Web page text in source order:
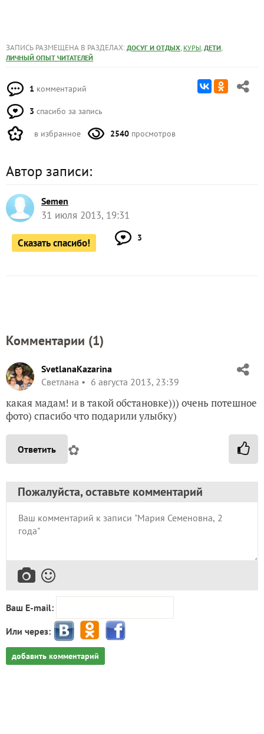
ЗАПИСЬ РАЗМЕЩЕНА В РАЗДЕЛАХ: ДОСУГ И ОТДЫХ, КУРЫ, ДЕТИ,
ЛИЧНЫЙ ОПЫТ ЧИТАТЕЛЕЙ
1 комментарий
3 спасибо за запись
в избранное 2540 просмотров
Автор записи:
Semen
31 июля 2013, 19:31
Сказать спасибо! 3
Комментарии (1)
SvetlanaKazarina
Светлана
6 августа 2013, 23:39
какая мадам! и в такой обстановке))) очень потешное
фото) спасибо что подарили улыбку)
Ответить ✿
Пожалуйста, оставьте комментарий
Ваш E-mail:
Или через:
добавить комментарий